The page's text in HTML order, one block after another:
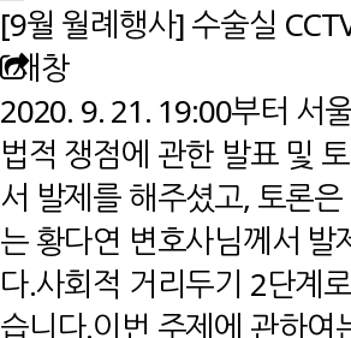
[9월 월례행사] 수술실
새창
2020. 9. 21. 19:00부터 서
법적 쟁점에 관한 발표 및
서 발제를 해주셨고, 토론
는 황다연 변호사님께서
다.사회적 거리두기 2단계
습니다.이번 주제에 관하